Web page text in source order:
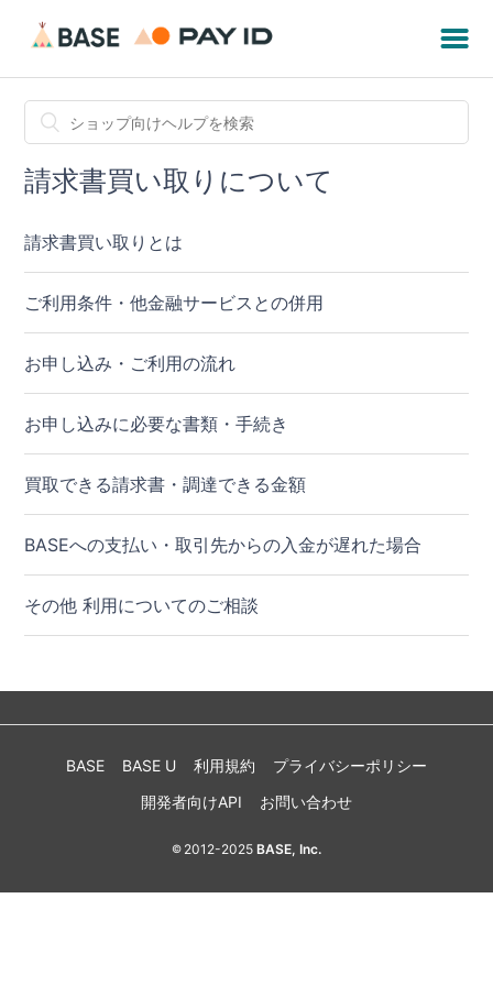
請求書買い取りについて
請求書買い取りとは
ご利用条件・他金融サービスとの併用
お申し込み・ご利用の流れ
お申し込みに必要な書類・手続き
買取できる請求書・調達できる金額
BASEへの支払い・取引先からの入金が遅れた場合
その他 利用についてのご相談
BASE BASE U 利用規約
プライバシーポリシー
開発者向けAPI
お問い合わせ
© 2012-2025BASE, Inc.